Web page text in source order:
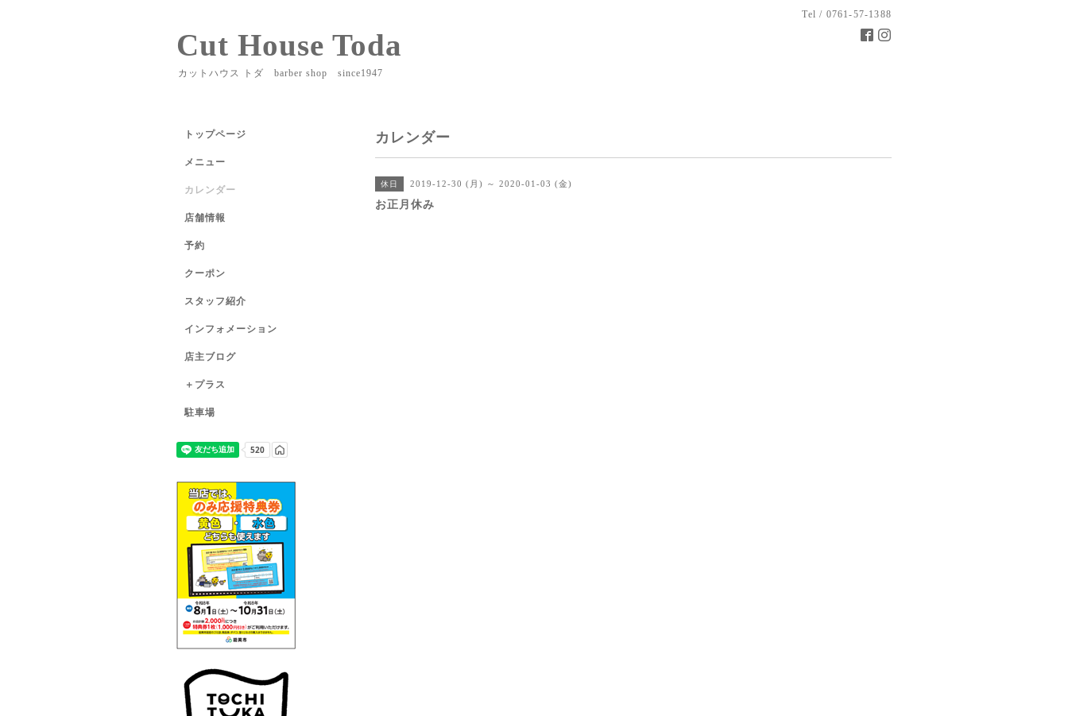
Tel / 0761-57-1388
Cut House Toda
カットハウス トダ barber shop since1947
カレンダー
休日 2019-12-30 (月) ～ 2020-01-03 (金)
お正月休み
トップページ
メニュー
カレンダー
店舗情報
予約
クーポン
スタッフ紹介
インフォメーション
店主ブログ
＋プラス
駐車場